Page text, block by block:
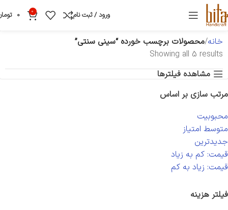
ورود / ثبت نام 0
0
خانه محصولات برچسب خورده “سینی سنتی”
Showing all 5 results
مشاهده فیلترها
مرتب سازی بر اساس
محبوبیت
متوسط امتیاز
جدیدترین
قیمت: کم به زیاد
قیمت: زیاد به کم
فیلتر هزینه